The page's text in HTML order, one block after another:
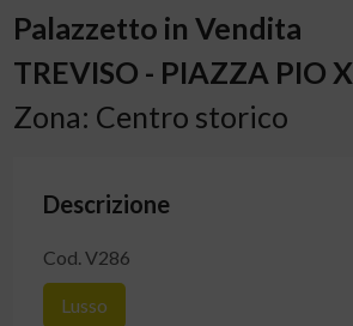
Palazzetto in Vendita
TREVISO - PIAZZA PIO X
Zona: Centro storico
Descrizione
Cod. V286
Lusso